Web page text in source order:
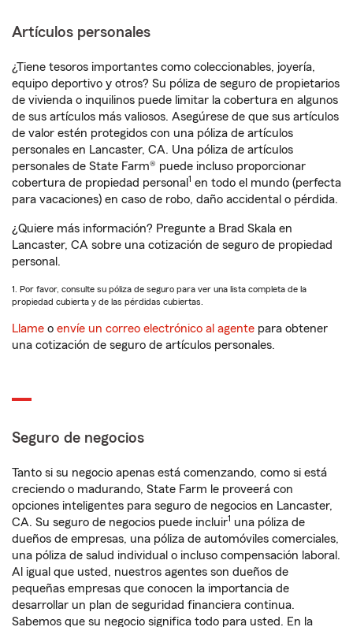
Artículos personales
¿Tiene tesoros importantes como coleccionables, joyería,
equipo deportivo y otros? Su póliza de seguro de propietarios
de vivienda o inquilinos puede limitar la cobertura en algunos
de sus artículos más valiosos. Asegúrese de que sus artículos
de valor estén protegidos con una póliza de artículos
personales en Lancaster, CA. Una póliza de artículos
personales de State Farm® puede incluso proporcionar
cobertura de propiedad personal 1 en todo el mundo (perfecta
para vacaciones) en caso de robo, daño accidental o pérdida.
¿Quiere más información? Pregunte a Brad Skala en
Lancaster, CA sobre una cotización de seguro de propiedad
personal.
1. Por favor, consulte su póliza de seguro para ver una lista completa de la
propiedad cubierta y de las pérdidas cubiertas.
Llame o envíe un correo electrónico al agente para obtener
una cotización de seguro de artículos personales.
Seguro de negocios
Tanto si su negocio apenas está comenzando, como si está
creciendo o madurando, State Farm le proveerá con
opciones inteligentes para seguro de negocios en Lancaster,
CA. Su seguro de negocios puede incluir1 una póliza de
dueños de empresas, una póliza de automóviles comerciales,
una póliza de salud individual o incluso compensación laboral.
Al igual que usted, nuestros agentes son dueños de
pequeñas empresas que conocen la importancia de
desarrollar un plan de seguridad financiera continua.
Sabemos que su negocio significa todo para usted. En la